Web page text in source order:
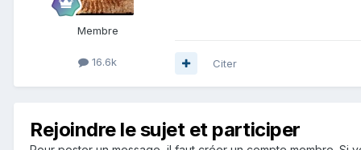
Membre
16.6k Citer
Rejoindre le sujet et participer